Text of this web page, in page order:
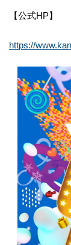
【公式HP】
https://